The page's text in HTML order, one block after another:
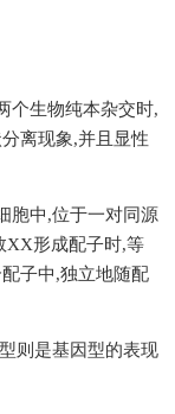
生物纯本杂交时,
离现象,并且显性
中,位于一对同源
XX形成配子时,等
子中,独立地随配
则是基因型的表现